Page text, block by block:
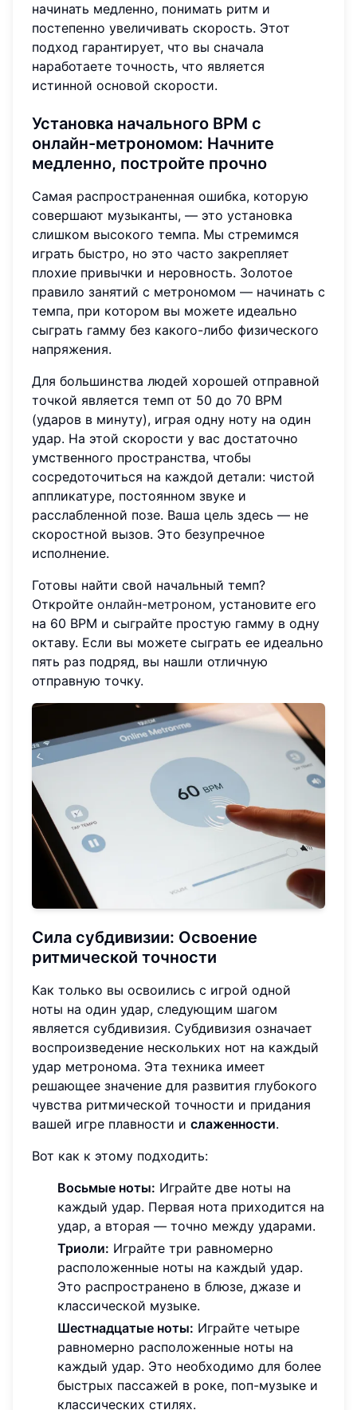
начинать медленно, понимать ритм и
постепенно увеличивать скорость. Этот
подход гарантирует, что вы сначала
наработаете точность, что является
истинной основой скорости.
Установка начального BPM с
онлайн-метрономом: Начните
медленно, постройте прочно
Самая распространенная ошибка, которую
совершают музыканты, — это установка
слишком высокого темпа. Мы стремимся
играть быстро, но это часто закрепляет
плохие привычки и неровность. Золотое
правило занятий с метрономом — начинать с
темпа, при котором вы можете идеально
сыграть гамму без какого-либо физического
напряжения.
Для большинства людей хорошей отправной
точкой является темп от 50 до 70 BPM
(ударов в минуту), играя одну ноту на один
удар. На этой скорости у вас достаточно
умственного пространства, чтобы
сосредоточиться на каждой детали: чистой
аппликатуре, постоянном звуке и
расслабленной позе. Ваша цель здесь — не
скоростной вызов. Это безупречное
исполнение.
Готовы найти свой начальный темп?
Откройте онлайн-метроном, установите его
на 60 BPM и сыграйте простую гамму в одну
октаву. Если вы можете сыграть ее идеально
пять раз подряд, вы нашли отличную
отправную точку.
Сила субдивизии: Освоение
ритмической точности
Как только вы освоились с игрой одной
ноты на один удар, следующим шагом
является субдивизия. Субдивизия означает
воспроизведение нескольких нот на каждый
удар метронома. Эта техника имеет
решающее значение для развития глубокого
чувства ритмической точности и придания
вашей игре плавности и слаженности.
Вот как к этому подходить:
Восьмые ноты: Играйте две ноты на
каждый удар. Первая нота приходится на
удар, а вторая — точно между ударами.
Триоли: Играйте три равномерно
расположенные ноты на каждый удар.
Это распространено в блюзе, джазе и
классической музыке.
Шестнадцатые ноты: Играйте четыре
равномерно расположенные ноты на
каждый удар. Это необходимо для более
быстрых пассажей в роке, поп-музыке и
классических стилях.